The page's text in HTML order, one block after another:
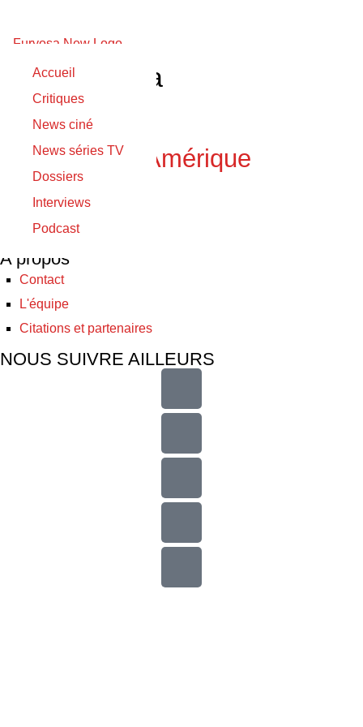
Accueil
Critiques
News ciné
News séries TV
Dossiers
Interviews
Podcast
Preston Mota
17/12/2024
17/12/2024
À l’aube de l’Amérique
A propos
Contact
L'équipe
Citations et partenaires
NOUS SUIVRE AILLEURS